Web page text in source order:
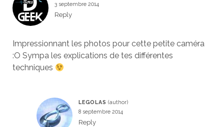
3 septembre 2014
Reply
Impressionnant les photos pour cette petite caméra
:O Sympa les explications de tes différentes
techniques
LEGOLAS
8 septembre 2014
Reply